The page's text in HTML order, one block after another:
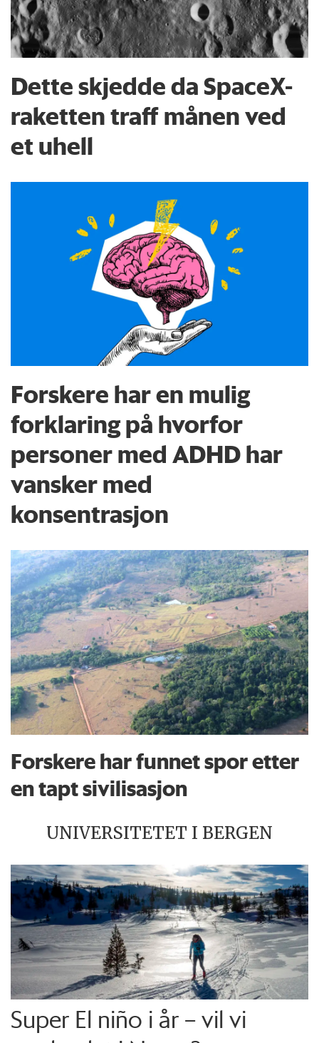
Dette skjedde da SpaceX-
raketten traff månen ved
et uhell
Forskere har en mulig
forklaring på hvorfor
personer med ADHD har
vansker med
konsentrasjon
Forskere har funnet spor etter
en tapt sivilisasjon
UNIVERSITETET I BERGEN
Super El niño i år – vil vi